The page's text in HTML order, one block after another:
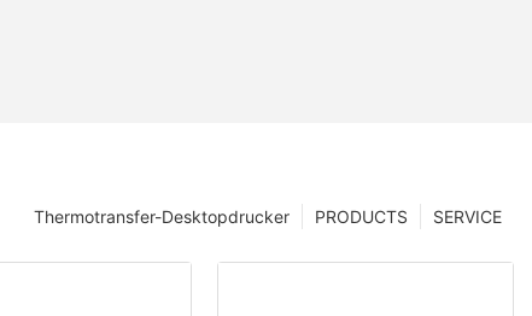
SERVICE
PRODUCTS
Thermotransfer-Desktopdrucker